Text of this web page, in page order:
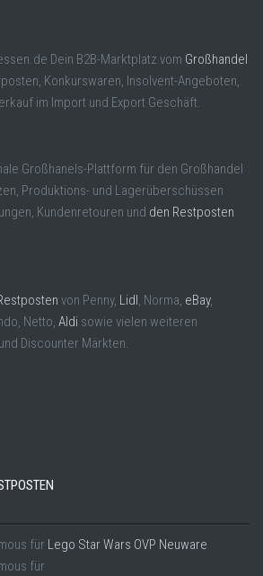
Dein B2B-Marktplatz vom Großhandel
Konkurswaren, Insolvent-Angeboten,
im Import und Export Geschäft.
Großhanels-Plattform für den Großhandel
Produktions- und Lagerüberschüssen
Kundenretouren und den Restposten
von Penny, Lidl, Norma, eBay,
Netto, Aldi sowie vielen weiteren
Discounter Märkten.
für Lego Star Wars OVP Neuware
für